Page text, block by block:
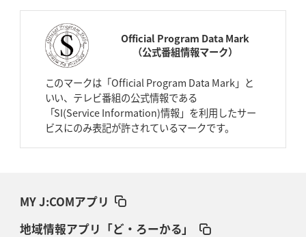
Official Program Data Mark
（公式番組情報マーク）
このマークは「Official Program Data Mark」と
いい、テレビ番組の公式情報である
「SI(Service Information)情報」を利用したサー
ビスにのみ表記が許されているマークです。
MY J:COMアプリ
地域情報アプリ「ど・ろーかる」